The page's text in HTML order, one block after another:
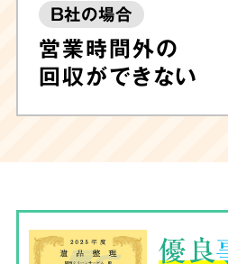
B社の場合
営業時間外の
回収ができない
優良